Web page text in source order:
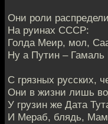
Они роли
На руинах СССР:
Голда Меир, мол,
Ну а Путин – Гамаль
С грязных русских,
Они в жизни лишь
У грузин же Дата
И Мераб, блядь,